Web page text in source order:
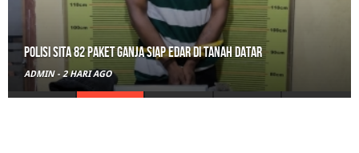
Polisi Sita 82 Paket Ganja Siap Edar di Tanah Datar
ADMIN - 2 HARI AGO